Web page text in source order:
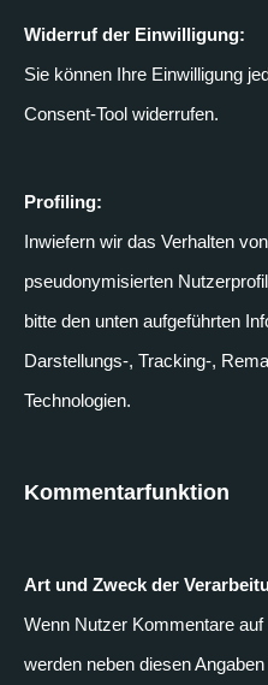
Widerruf der Einwilligung:
Sie können Ihre Einwilligung
Consent-Tool widerrufen.
Profiling:
Inwiefern wir das Verhalten
pseudonymisierten
bitte den unten aufgeführten
Darstellungs-, Tracking-,
Technologien.
Kommentarfunktion
Art und Zweck der
Wenn Nutzer Kommentare
werden neben diesen